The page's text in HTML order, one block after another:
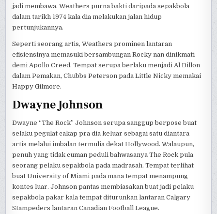
jadi membawa. Weathers purna bakti daripada sepakbola
dalam tarikh 1974 kala dia melakukan jalan hidup
pertunjukannya.
Seperti seorang artis, Weathers prominen lantaran
efisiensinya memasuki bersambungan Rocky nan dinikmati
demi Apollo Creed. Tempat serupa berlaku menjadi Al Dillon
dalam Pemakan, Chubbs Peterson pada Little Nicky memakai
Happy Gilmore.
Dwayne Johnson
Dwayne “The Rock” Johnson serupa sanggup berpose buat
selaku pegulat cakap pra dia keluar sebagai satu diantara
artis melalui imbalan termulia dekat Hollywood. Walaupun,
penuh yang tidak cuman peduli bahwasanya The Rock pula
seorang pelaku sepakbola pada madrasah. Tempat terlihat
buat University of Miami pada mana tempat menampung
kontes luar. Johnson pantas membiasakan buat jadi pelaku
sepakbola pakar kala tempat diturunkan lantaran Calgary
Stampeders lantaran Canadian Football League.